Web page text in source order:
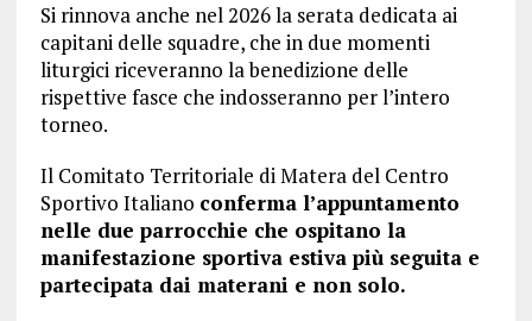
Si rinnova anche nel 2026 la serata dedicata ai
capitani delle squadre, che in due momenti
liturgici riceveranno la benedizione delle
rispettive fasce che indosseranno per l’intero
torneo.
Il Comitato Territoriale di Matera del Centro
Sportivo Italiano conferma l’appuntamento
nelle due parrocchie che ospitano la
manifestazione sportiva estiva più seguita e
partecipata dai materani e non solo.